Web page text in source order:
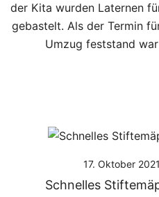
der Kita wurden Laternen
gebastelt. Als der Termin
Umzug feststand
17. Oktober 2021
Schnelles